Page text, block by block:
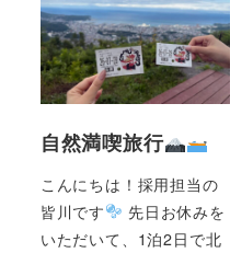
自然満喫旅行
こんにちは！採用担当の
皆川です
先日お休みを
いただいて、1泊2日で北